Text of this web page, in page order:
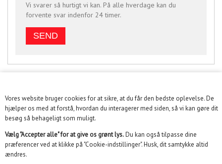
Vores website bruger cookies for at sikre, at du får den bedste oplevelse. De
hjælper os med at forstå, hvordan du interagerer med siden, så vi kan gøre dit
besøg så behageligt som muligt.
Vælg "Accepter alle" for at give os grønt lys.Du kan også tilpasse dine
præferencer ved at klikke på "Cookie-indstillinger". Husk, dit samtykke altid
ændres.
Vi svarer så hurtigt vi kan. På alle hverdage kan du
forvente svar indenfor 24 timer.
KUNDESERVICE
INFORMATION
KUNDECENTER